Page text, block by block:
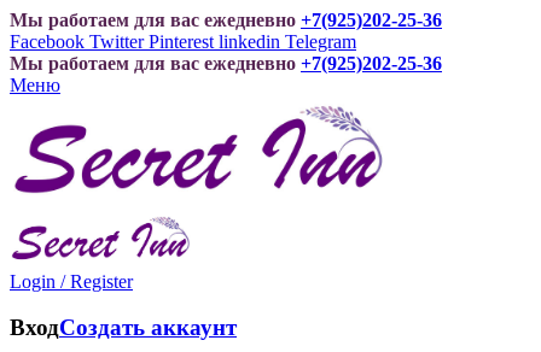
Мы работаем для вас ежедневно +7(925)202-25-36
Facebook Twitter Pinterest linkedin Telegram
Мы работаем для вас ежедневно +7(925)202-25-36
Меню
Login / Register
ВходСоздать аккаунт